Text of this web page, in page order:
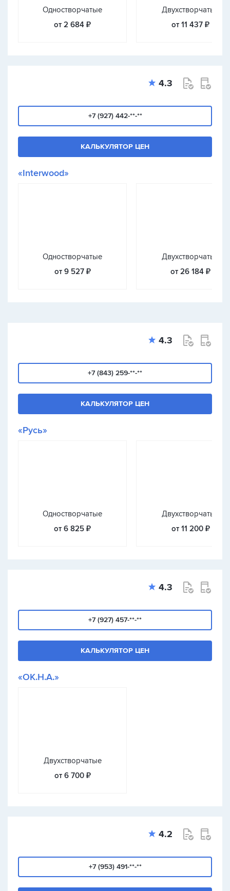
Одностворчатые
от 2 684 ₽
Двухстворчатые
от 11 437 ₽
4.3
+7 (927) 442-**-**
КАЛЬКУЛЯТОР ЦЕН
«Interwood»
Одностворчатые
от 9 527 ₽
Двухстворчатые
от 26 184 ₽
4.3
+7 (843) 259-**-**
КАЛЬКУЛЯТОР ЦЕН
«Русь»
Одностворчатые
от 6 825 ₽
Двухстворчатые
от 11 200 ₽
4.3
+7 (927) 457-**-**
КАЛЬКУЛЯТОР ЦЕН
«ОК.Н.А.»
Двухстворчатые
от 6 700 ₽
4.2
+7 (953) 491-**-**